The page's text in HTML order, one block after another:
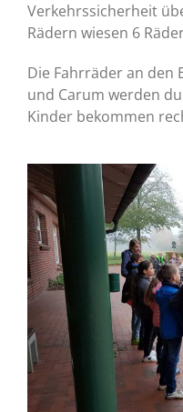
Verkehrssicherheit
Rädern wiesen 6
Die Fahrräder an den
und Carum werden
Kinder bekommen